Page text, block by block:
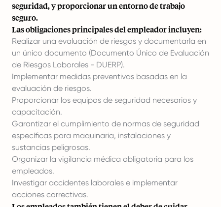
seguridad, y proporcionar un entorno de trabajo
seguro.
Las obligaciones principales del empleador incluyen:
Realizar una evaluación de riesgos y documentarla en
un único documento (Documento Único de Evaluación
de Riesgos Laborales - DUERP).
Implementar medidas preventivas basadas en la
evaluación de riesgos.
Proporcionar los equipos de seguridad necesarios y
capacitación.
Garantizar el cumplimiento de normas de seguridad
específicas para maquinaria, instalaciones y
sustancias peligrosas.
Organizar la vigilancia médica obligatoria para los
empleados.
Investigar accidentes laborales e implementar
acciones correctivas.